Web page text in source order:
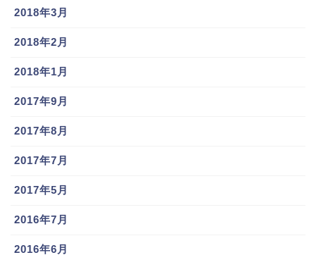
2018年3月
2018年2月
2018年1月
2017年9月
2017年8月
2017年7月
2017年5月
2016年7月
2016年6月